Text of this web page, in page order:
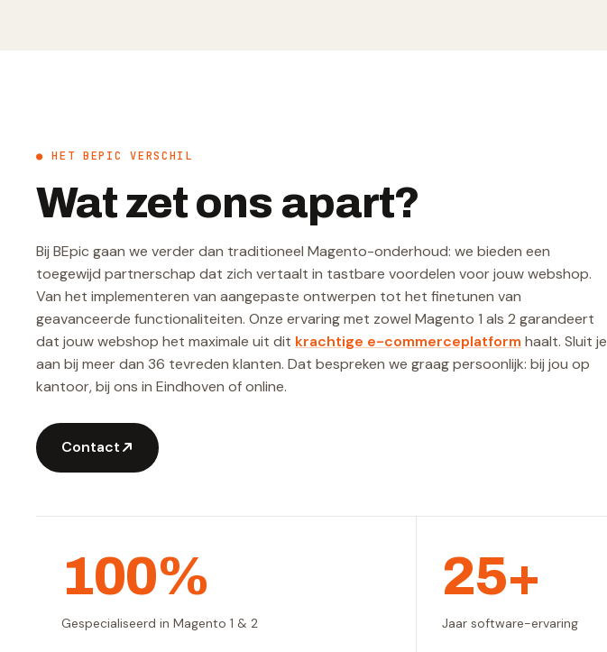
● HET BEPIC VERSCHIL
Wat zet ons apart?
Bij BEpic gaan we verder dan traditioneel Magento-onderhoud: we bieden een
toegewijd partnerschap dat zich vertaalt in tastbare voordelen voor jouw webshop.
Van het implementeren van aangepaste ontwerpen tot het finetunen van
geavanceerde functionaliteiten. Onze ervaring met zowel Magento 1 als 2 garandeert
dat jouw webshop het maximale uit dit krachtige e-commerceplatform haalt. Sluit je
aan bij meer dan 36 tevreden klanten. Dat bespreken we graag persoonlijk: bij jou op
kantoor, bij ons in Eindhoven of online.
Contact
100%
Gespecialiseerd in Magento 1 & 2
25+
Jaar software-ervaring